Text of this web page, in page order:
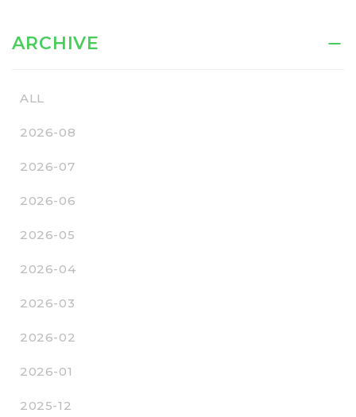
ARCHIVE
ALL
2026-08
2026-07
2026-06
2026-05
2026-04
2026-03
2026-02
2026-01
2025-12